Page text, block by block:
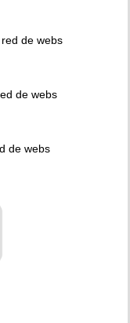
de webs
de webs
de webs